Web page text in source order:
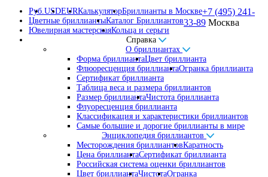
Руб.USDEURКалькуляторБриллианты в Москве
Цветные бриллиантыКаталог Бриллиантов
Ювелирная мастерскаяКольца и серьги
Справка
О бриллиантах
Форма бриллиантаЦвет бриллианта
Флюоресценция бриллиантаОгранка бриллианта
Сертификат бриллианта
Таблица веса и размера бриллиантов
Размер бриллиантаЧистота бриллианта
Флуоресценция бриллианта
Классификация и характеристики бриллиантов
Самые большие и дорогие бриллианты в мире
Энциклопедия бриллиантов
Месторождения бриллиантовКаратность
Цена бриллиантаСертификат бриллианта
Российская система оценки бриллиантов
Цвет бриллиантаЧистотаОгранка
+7 (495) 241-
33-89 Москва